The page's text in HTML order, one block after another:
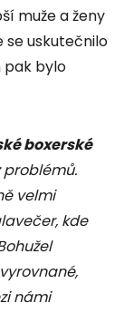
muže a ženy
se uskutečnilo
pak bylo
boxerské
velmi
kde
námi